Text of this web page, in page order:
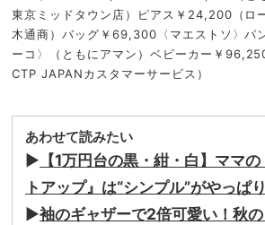
東京ミッドタウン店）ピアス￥24,200（ロ
木通商）バッグ￥69,300〈マエストソ〉パ
ーコ〉（ともにアマン）ベビーカー￥
CTP JAPANカスタマーサービス）
あわせて読みたい
▶︎ 【1万円台の黒・紺・白】ママ
トアップ』は“シンプル”がやっぱ
▶︎袖のギャザーで2倍可愛い！秋